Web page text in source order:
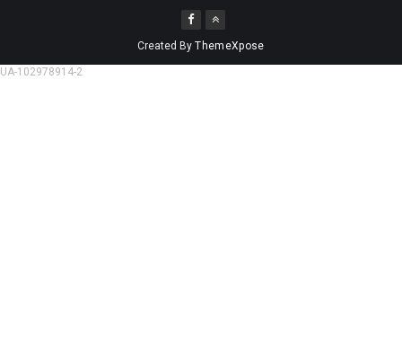
Created ByThemeXpose
UA-102978914-2